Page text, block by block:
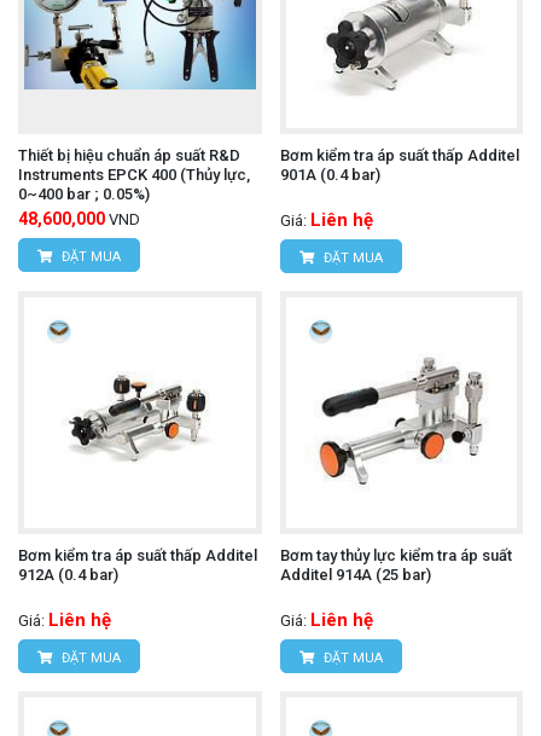
Thiết bị hiệu chuẩn áp suất R&D
Instruments EPCK 400 (Thủy lực,
0~400 bar ; 0.05%)
48,600,000 VND
ĐẶT MUA
Bơm kiểm tra áp suất thấp Additel
901A (0.4 bar)
Giá: Liên hệ
ĐẶT MUA
Bơm kiểm tra áp suất thấp Additel
912A (0.4 bar)
Giá: Liên hệ
ĐẶT MUA
Bơm tay thủy lực kiểm tra áp suất
Additel 914A (25 bar)
Giá: Liên hệ
ĐẶT MUA